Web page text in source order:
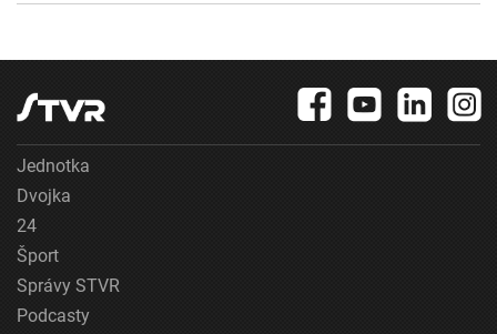
Jednotka
Dvojka
24
Šport
Správy STVR
Podcasty